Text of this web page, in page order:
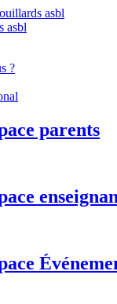
asbl
?
parents